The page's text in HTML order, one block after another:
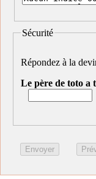
Sécurité
Répondez à la
Le père de toto a